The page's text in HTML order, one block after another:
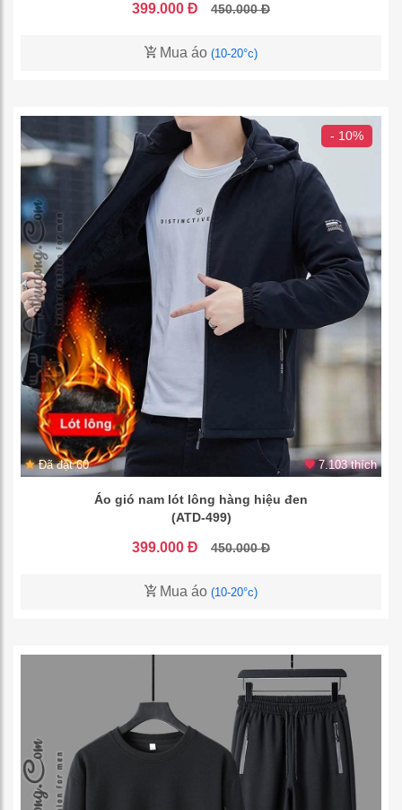
399.000 Đ 450.000 Đ
Mua áo (10-20°c)
- 10%
Đã đặt 60 7.103 thích
Áo gió nam lót lông hàng hiệu đen
(ATD-499)
399.000 Đ 450.000 Đ
Mua áo (10-20°c)